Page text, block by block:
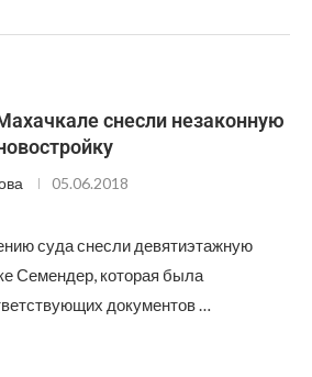
снесли незаконную
05.06.2018
суда снесли девятиэтажную
Семендер, которая была
документов …